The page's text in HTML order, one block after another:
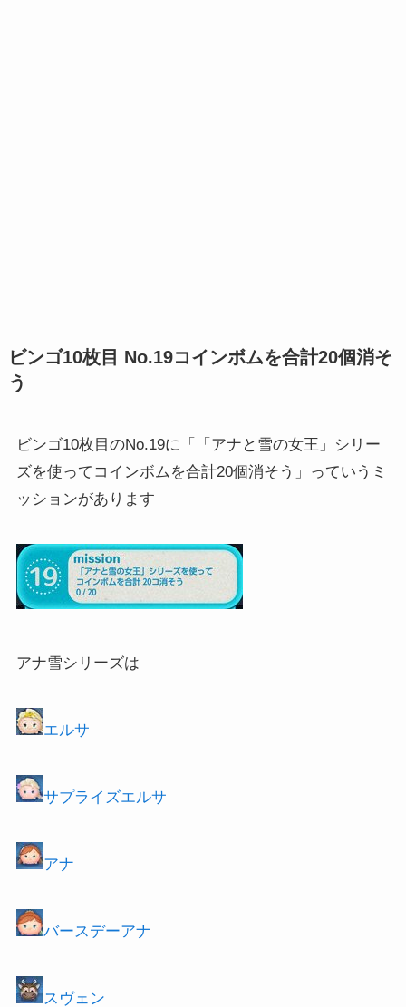
ビンゴ10枚目 No.19コインボムを合計20個消そ
う
ビンゴ10枚目のNo.19に「「アナと雪の女王」シリー
ズを使ってコインボムを合計20個消そう」っていうミ
ッションがあります
アナ雪シリーズは
エルサ
サプライズエルサ
アナ
バースデーアナ
スヴェン